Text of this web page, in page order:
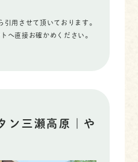
用させて頂いております。
へ直接お確かめください。
ン三瀬高原｜や